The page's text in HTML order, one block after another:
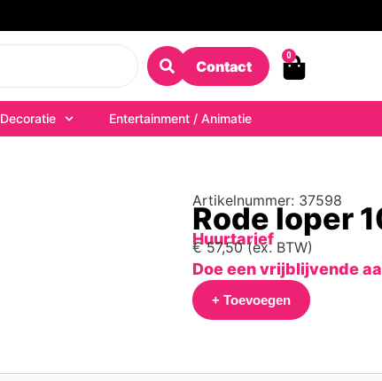
Contact
0
Decoratie Entertainment / Animatie
Artikelnummer: 37598
Rode loper
Huurtarief
€57,50(ex. BTW)
Doe een vrijblijvende
+ Toevoegen